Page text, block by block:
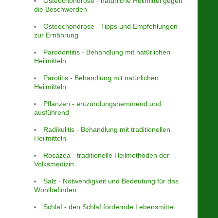
die Beschwerden
Osteochondrose - Tipps und Empfehlungen
zur Ernährung
Parodontitis - Behandlung mit natürlichen
Heilmitteln
Parotitis - Behandlung mit natürlichen
Heilmitteln
Pflanzen - entzündungshemmend und
ausführend
Radikulitis - Behandlung mit traditionellen
Heilmitteln
Rosazea - traditionelle Heilmethoden der
Volksmedizin
Salz - Notwendigkeit und Bedeutung für das
Wohlbefinden
Schlaf - den Schlaf fördernde Lebensmittel